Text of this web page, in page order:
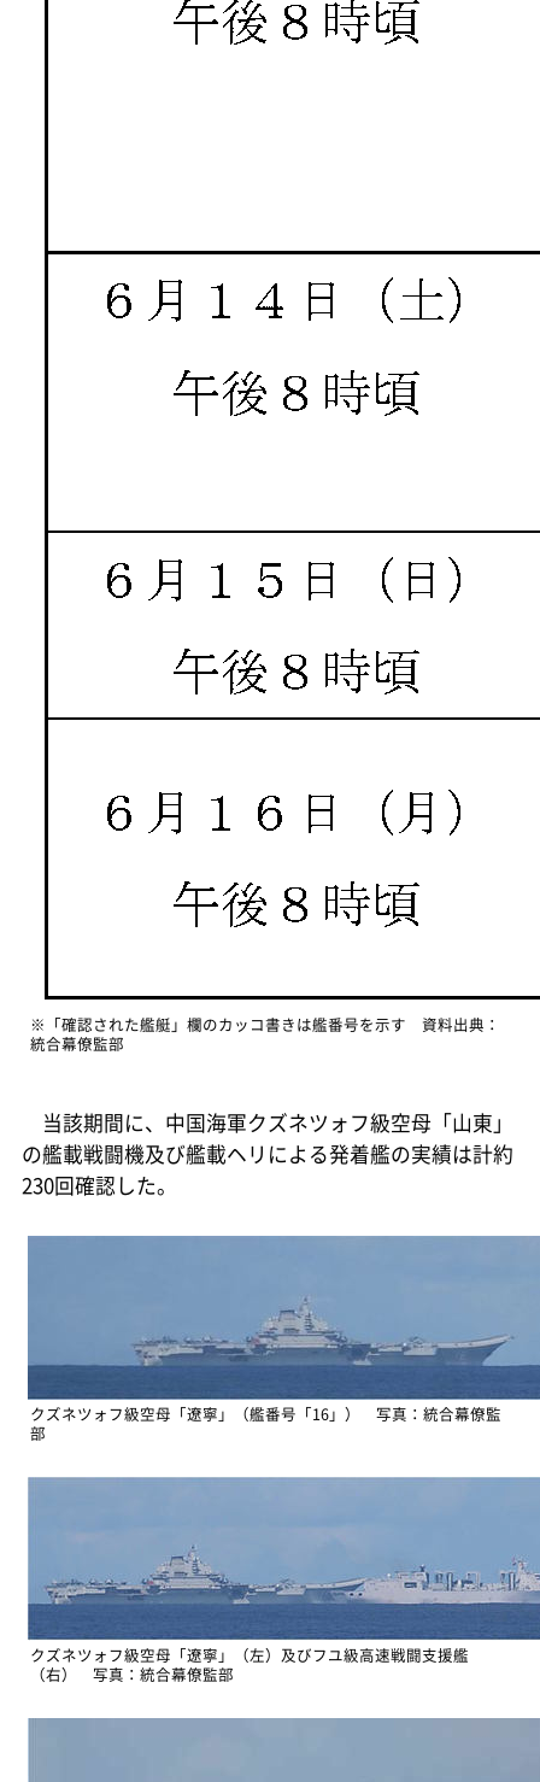
※「確認された艦艇」欄のカッコ書きは艦番号を示す 資料出典：
統合幕僚監部
当該期間に、中国海軍クズネツォフ級空母「山東」
の艦載戦闘機及び艦載ヘリによる発着艦の実績は計約
230回確認した。
クズネツォフ級空母「遼寧」（艦番号「16」） 写真：統合幕僚監
部
クズネツォフ級空母「遼寧」（左）及びフユ級高速戦闘支援艦
（右） 写真：統合幕僚監部